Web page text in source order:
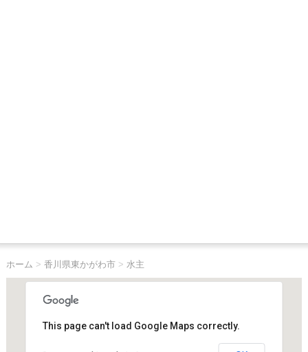
ホーム > 香川県東かがわ市> 水主
This page can't load Google Maps correctly.